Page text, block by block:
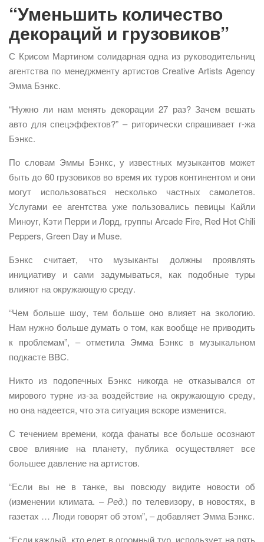
“Уменьшить количество
декораций и грузовиков”
С Крисом Мартином солидарная одна из руководительниц
агентства по менеджменту артистов Creative Artists Agency
Эмма Бэнкс.
“Нужно ли нам менять декорации 27 раз? Зачем вешать
авто для спецэффектов?” – риторически спрашивает г-жа
Бэнкс.
По словам Эммы Бэнкс, у известных музыкантов может
быть до 60 грузовиков во время их туров континентом и они
могут использоваться несколько частных самолетов.
Услугами ее агентства уже пользовались певицы Кайли
Миноуг, Кэти Перри и Лорд, группы Arcade Fire, Red Hot Chili
Peppers, Green Day и Muse.
Бэнкс считает, что музыканты должны проявлять
инициативу и сами задумываться, как подобные туры
влияют на окружающую среду.
“Чем больше шоу, тем больше оно влияет на экологию.
Нам нужно больше думать о том, как вообще не приводить
к проблемам”, – отметила Эмма Бэнкс в музыкальном
подкасте BBC.
Никто из подопечных Бэнкс никогда не отказывался от
мирового турне из-за воздействие на окружающую среду,
но она надеется, что эта ситуация вскоре изменится.
С течением времени, когда фанаты все больше осознают
свое влияние на планету, публика осуществляет все
большее давление на артистов.
“Если вы не в танке, вы повсюду видите новости об
(изменении климата. –Ред.) по телевизору, в новостях, в
газетах … Люди говорят об этом”, – добавляет Эмма Бэнкс.
“Если каждый, кто едет в огромный тур, использует на пять